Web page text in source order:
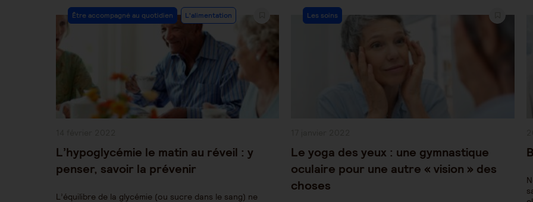
Post
Category:
Être accompagné au quotidien L'alimentation
L’hypoglycémie le matin au réveil : y
penser, savoir la prévenir
L’équilibre de la glycémie (ou sucre dans le sang) ne
Post
Category:
Les soins
Le yoga des yeux : une gymnastique
oculaire pour une autre « vision » des
choses